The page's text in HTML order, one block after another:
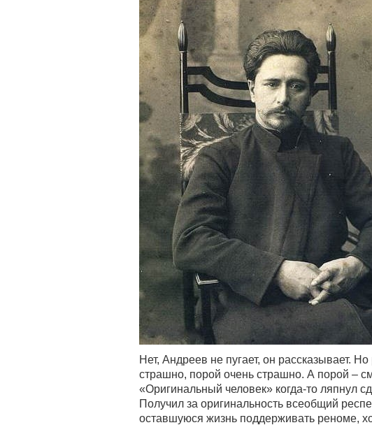
Нет, Андреев не пугает, он рассказывает.
страшно, порой очень страшно. А порой –
«Оригинальный человек» когда-то ляпнул
Получил за оригинальность всеобщий
оставшуюся жизнь поддерживать реноме,